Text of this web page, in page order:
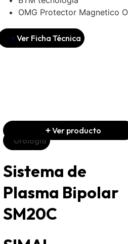
OMG Protector Magnetico
Ver Ficha Técnica
Urología
Sistema de
Plasma Bipolar
SM20C
Ver producto